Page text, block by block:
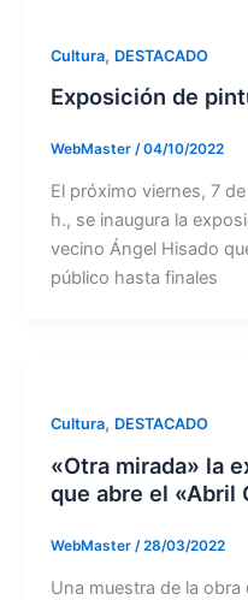
Cultura, DESTACADO
Exposición de
WebMaster /04/10/2022
El próximo viernes, 7
h., se inaugura la
vecino Ángel Hisado
público hasta finales
Cultura, DESTACADO
«Otra mirada» la
que abre el «Abril
WebMaster /28/03/2022
Una muestra de la